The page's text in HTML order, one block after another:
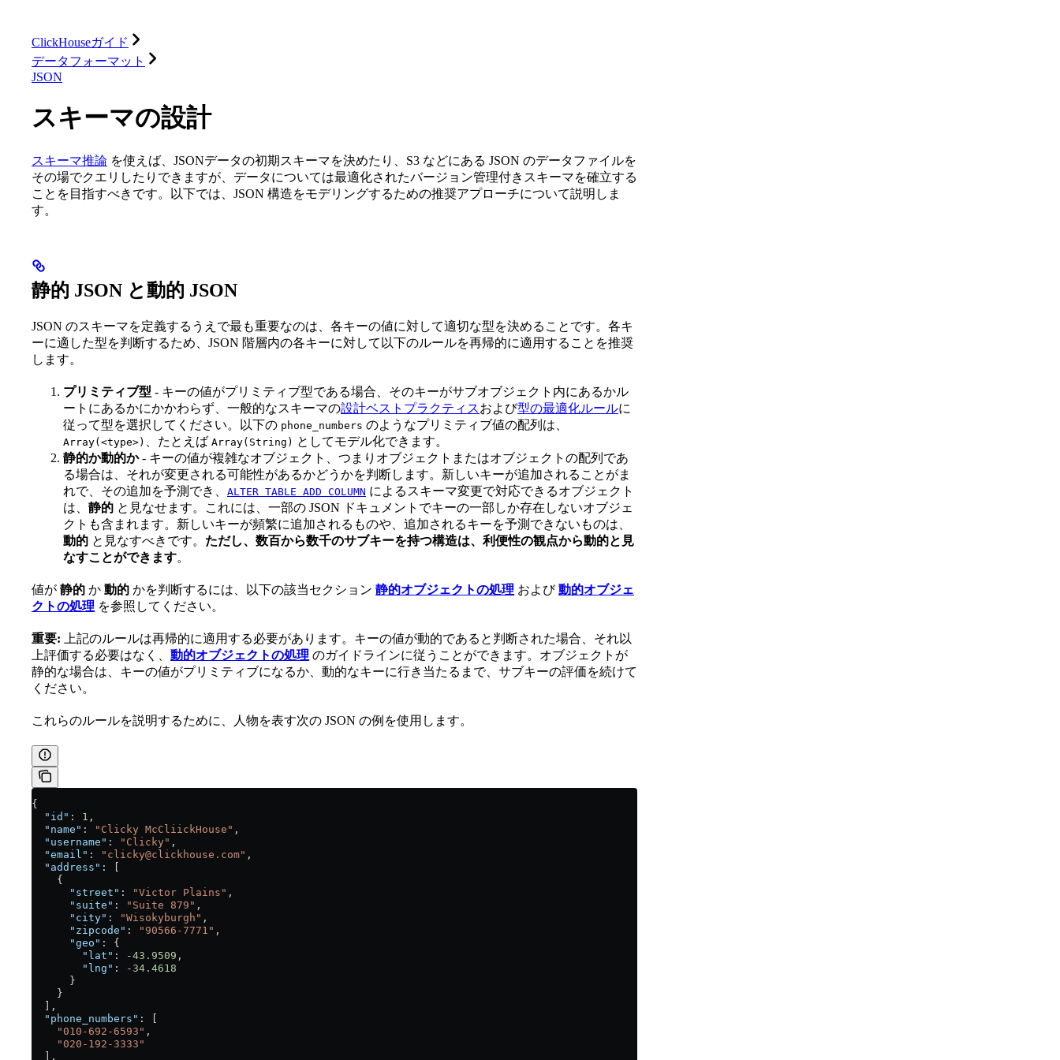
ClickHouseガイド
データフォーマット
JSON
スキーマの設計
スキーマ推論 を使えば、JSONデータの初期スキーマを決めたり、S3 などにある JSON のデータファイルを
その場でクエリしたりできますが、データについては最適化されたバージョン管理付きスキーマを確立する
ことを目指すべきです。以下では、JSON 構造をモデリングするための推奨アプローチについて説明しま
す。
静的 JSON と動的 JSON
JSON のスキーマを定義するうえで最も重要なのは、各キーの値に対して適切な型を決めることです。各キ
ーに適した型を判断するため、JSON 階層内の各キーに対して以下のルールを再帰的に適用することを推奨
します。
プリミティブ型 - キーの値がプリミティブ型である場合、そのキーがサブオブジェクト内にあるかル
ートにあるかにかかわらず、一般的なスキーマの設計ベストプラクティスおよび型の最適化ルールに
従って型を選択してください。以下の phone_numbers のようなプリミティブ値の配列は、
Array(<type>) 、たとえば Array(String) としてモデル化できます。
静的か動的か- キーの値が複雑なオブジェクト、つまりオブジェクトまたはオブジェクトの配列であ
る場合は、それが変更される可能性があるかどうかを判断します。新しいキーが追加されることがま
れで、その追加を予測でき、 ALTER TABLE ADD COLUMN によるスキーマ変更で対応できるオブジェクト
は、 静的 と見なせます。これには、一部の JSON ドキュメントでキーの一部しか存在しないオブジェ
クトも含まれます。新しいキーが頻繁に追加されるものや、追加されるキーを予測できないものは、
動的 と見なすべきです。 ただし、数百から数千のサブキーを持つ構造は、利便性の観点から動的と見
なすことができます。
値が 静的 か 動的 かを判断するには、以下の該当セクション 静的オブジェクトの処理 および動的オブジェ
クトの処理 を参照してください。
重要: 上記のルールは再帰的に適用する必要があります。キーの値が動的であると判断された場合、それ以
上評価する必要はなく、 動的オブジェクトの処理 のガイドラインに従うことができます。オブジェクトが
静的な場合は、キーの値がプリミティブになるか、動的なキーに行き当たるまで、サブキーの評価を続けて
ください。
これらのルールを説明するために、人物を表す次の JSON の例を使用します。
{
  "id"
: 1 ,
  "name"
: "Clicky McCliickHouse" ,
  "username"
: "Clicky" ,
  "email"
: "clicky@clickhouse.com" ,
  "address"
: [
    {
      "street"
: "Victor Plains" ,
      "suite"
: "Suite 879" ,
      "city"
: "Wisokyburgh" ,
      "zipcode"
: "90566-7771" ,
      "geo"
: {
        "lat"
: -43.9509 ,
        "lng"
:
-34.4618
      }
    }
  ],
  "phone_numbers"
: [
    "010-692-6593"
,
    "020-192-3333"
  ],